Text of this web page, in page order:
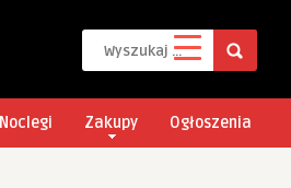
Noclegi Zakupy Ogłoszenia